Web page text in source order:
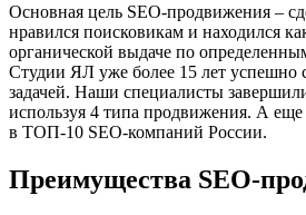
Основная цель SEO-продвижения –
нравился поисковикам и находился
органической выдаче по
Студии ЯЛ уже более 15 лет успешно
задачей. Наши специалисты
используя 4 типа продвижения. А
в ТОП-10 SEO-компаний России.
Преимущества SEO-